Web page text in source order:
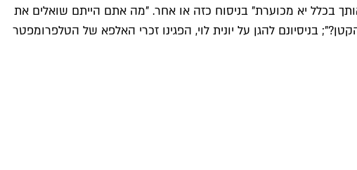
בכלל יא מכוערת" בניסוח כזה או אחר. "מה אתם הייתם שואלים את
בניסיונם להגן על יונית לוי, הפגינו זכרי האלפא של הטלפרומפטר